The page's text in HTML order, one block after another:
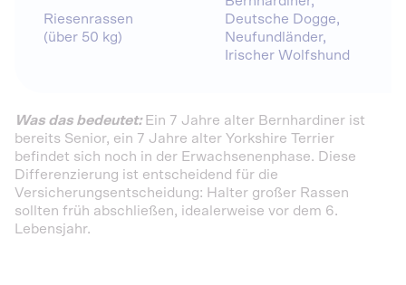
Riesenrassen
(über 50 kg)
Deutsche Dogge,
Neufundländer,
Irischer Wolfshund
Was das bedeutet: Ein 7 Jahre alter Bernhardiner ist
bereits Senior, ein 7 Jahre alter Yorkshire Terrier
befindet sich noch in der Erwachsenenphase. Diese
Differenzierung ist entscheidend für die
Versicherungsentscheidung: Halter großer Rassen
sollten früh abschließen, idealerweise vor dem 6.
Lebensjahr.